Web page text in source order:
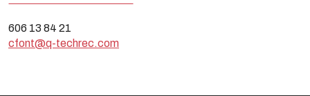
606 13 84 21
cfont@q-techrec.com